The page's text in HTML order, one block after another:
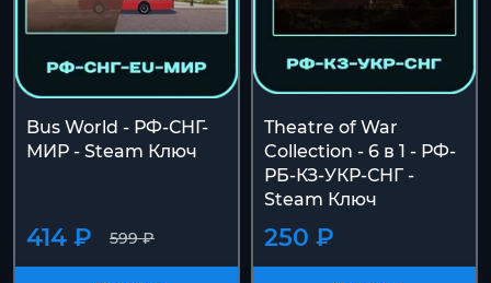
Bus World - РФ-СНГ-
МИР - Steam Ключ
599 ₽
414 ₽
Theatre of War
Collection - 6 в 1 - РФ-
РБ-КЗ-УКР-СНГ -
Steam Ключ
250 ₽